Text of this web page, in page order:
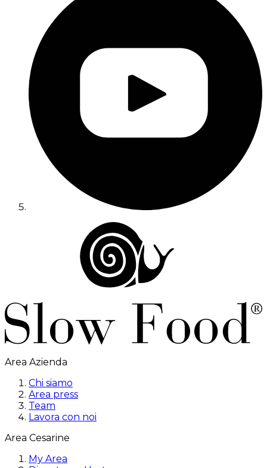
Area Azienda
Chi siamo
Area press
Team
Lavora con noi
Area Cesarine
My Area